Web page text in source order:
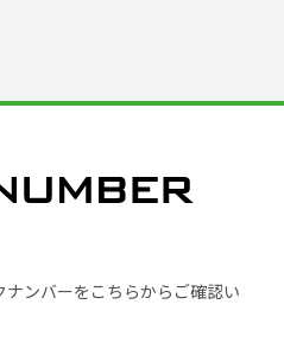
ンバーをこちらからご確認い